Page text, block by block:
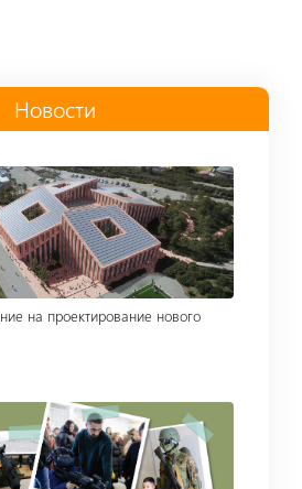
Новости
на проектирование нового